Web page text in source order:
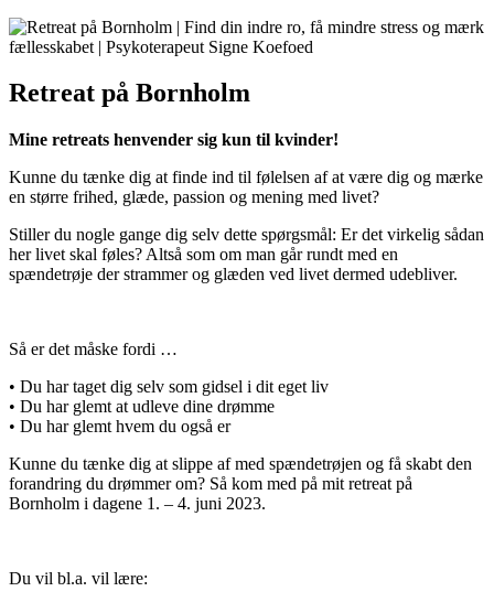
Retreat på Bornholm
Mine retreats henvender sig kun til kvinder!
Kunne du tænke dig at finde ind til følelsen af at være dig og mærke
en større frihed, glæde, passion og mening med livet?
Stiller du nogle gange dig selv dette spørgsmål: Er det virkelig sådan
her livet skal føles? Altså som om man går rundt med en
spændetrøje der strammer og glæden ved livet dermed udebliver.
Så er det måske fordi …
• Du har taget dig selv som gidsel i dit eget liv
• Du har glemt at udleve dine drømme
• Du har glemt hvem du også er
Kunne du tænke dig at slippe af med spændetrøjen og få skabt den
forandring du drømmer om? Så kom med på mit retreat på
Bornholm i dagene 1. – 4. juni 2023.
Du vil bl.a. vil lære: